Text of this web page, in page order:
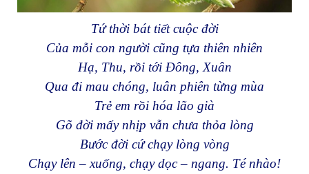
Tứ thời bát tiết cuộc đời
Của mỗi con người cũng tựa thiên nhiên
Hạ, Thu, rồi tới Đông, Xuân
Qua đi mau chóng, luân phiên từng mùa
Trẻ em rồi hóa lão già
Gõ đời mấy nhịp vẫn chưa thỏa lòng
Bước đời cứ chạy lòng vòng
Chạy lên – xuống, chạy dọc – ngang. Té nhào!